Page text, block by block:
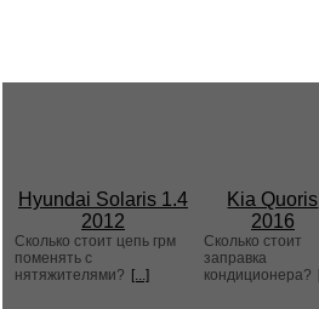
Hyundai Solaris 1.4
2012
Сколько стоит цепь грм
поменять с
нятяжителями? [...]
Kia Quoris
2016
Сколько стоит
заправка
кондиционера?